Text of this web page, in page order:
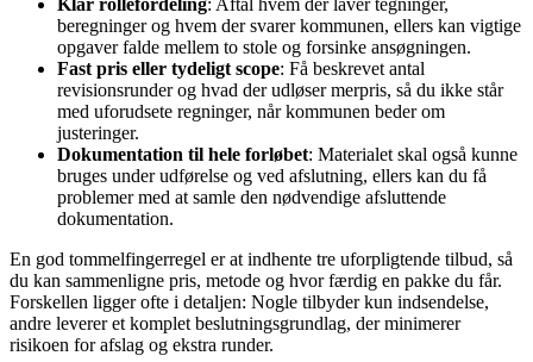
Klar rollefordeling: Aftal hvem der laver tegninger,
beregninger og hvem der svarer kommunen, ellers kan vigtige
opgaver falde mellem to stole og forsinke ansøgningen.
Fast pris eller tydeligt scope: Få beskrevet antal
revisionsrunder og hvad der udløser merpris, så du ikke står
med uforudsete regninger, når kommunen beder om
justeringer.
Dokumentation til hele forløbet: Materialet skal også kunne
bruges under udførelse og ved afslutning, ellers kan du få
problemer med at samle den nødvendige afsluttende
dokumentation.
En god tommelfingerregel er at indhente tre uforpligtende tilbud, så
du kan sammenligne pris, metode og hvor færdig en pakke du får.
Forskellen ligger ofte i detaljen: Nogle tilbyder kun indsendelse,
andre leverer et komplet beslutningsgrundlag, der minimerer
risikoen for afslag og ekstra runder.